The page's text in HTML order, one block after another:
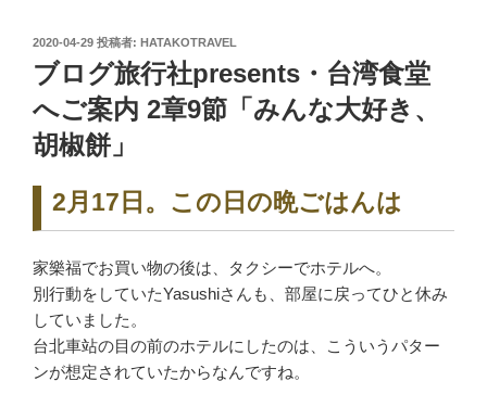
投
日:
2020-04-29 投稿者: HATAKOTRAVEL
ブログ旅行社presents・台湾食堂
へご案内 2章9節「みんな大好き、
胡椒餅」
2月17日。この日の晩ごはんは
家樂福でお買い物の後は、タクシーでホテルへ。
別行動をしていたYasushiさんも、部屋に戻ってひと休み
していました。
台北車站の目の前のホテルにしたのは、こういうパター
ンが想定されていたからなんですね。